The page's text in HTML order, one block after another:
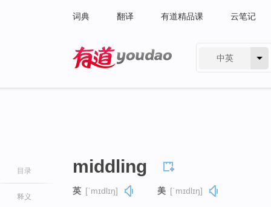
词典 翻译 有道精品课 云笔记
中英
目录
释义
middling
英 [ˈmɪdlɪŋ] 美 [ˈmɪdlɪŋ]